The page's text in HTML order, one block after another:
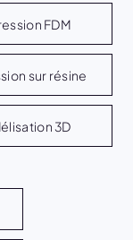
FDM
sur résine
3D